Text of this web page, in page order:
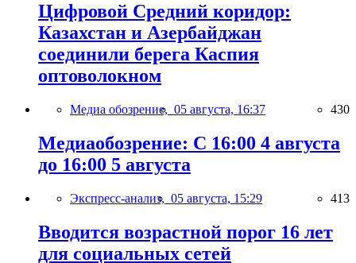
Цифровой Средний коридор:
Казахстан и Азербайджан
соединили берега Каспия
оптоволокном
Медиа обозрение, 05 августа, 16:37 430
Медиаобозрение: С 16:00 4 августа
до 16:00 5 августа
Экспресс-анализ, 05 августа, 15:29 413
Вводится возрастной порог 16 лет
для социальных сетей